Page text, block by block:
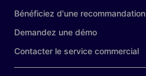
Bénéficiez d'une recommandation
Demandez une démo
Contacter le service commercial